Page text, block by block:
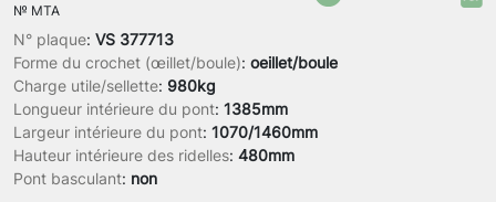
N° plaque: VS 377713
Forme du crochet (œillet/boule): oeillet/boule
Charge utile/sellette: 980kg
Longueur intérieure du pont: 1385mm
Largeur intérieure du pont: 1070/1460mm
Hauteur intérieure des ridelles: 480mm
Pont basculant: non
№ MTA